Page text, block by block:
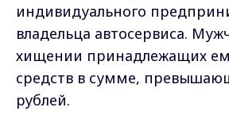
индивидуального
владельца автосервиса.
хищении принадлежащих
средств в сумме,
рублей.